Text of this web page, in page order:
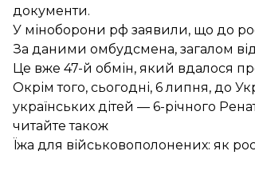
документи.
У міноборони рф заявили, що до
За даними омбудсмена, загалом
Це вже 47-й обмін, який вдалося
Окрім того, сьогодні, 6 липня, до
українських дітей — 6-річного
читайте також
Їжа для військовополонених: як